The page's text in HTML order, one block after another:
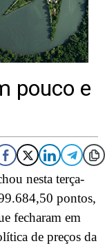
pouco e
nesta terça-
pontos,
fecharam em
de preços da